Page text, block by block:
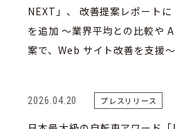
NEXT」、 改善提案レポート
を追加 〜業界平均との⽐較や
案で、Web サイト改善を⽀援〜
2026.04.20 プレスリリース